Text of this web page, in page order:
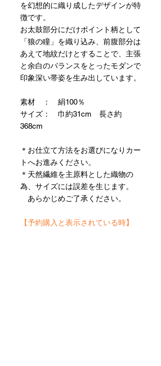
を幻想的に織り成したデザインが特
徴です。
お太鼓部分にだけポイント柄として
「狼の瞳」を織り込み、前腹部分は
あえて地紋だけとすることで、主張
と余白のバランスをとったモダンで
印象深い帯姿を生み出しています。
素材 ： 絹100％
サイズ： 巾約31cm 長さ約
368cm
＊お仕立て方法をお選びになりカー
トへお進みください。
＊天然繊維を主原料とした織物の
為、サイズには誤差を生じます。
あらかじめご了承ください。
【予約購入と表示されている時】